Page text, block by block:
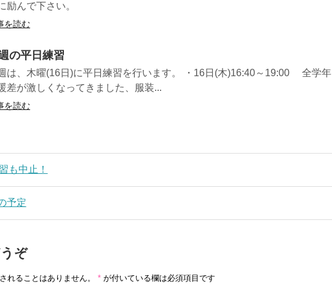
励んで下さい。
を読む
の平日練習
は、木曜(16日)に平日練習を行います。 ・16日(木)16:40～19:00 全学年
差が激しくなってきました、服装...
を読む
も中止！
予定
ぞ
れることはありません。 * が付いている欄は必須項目です